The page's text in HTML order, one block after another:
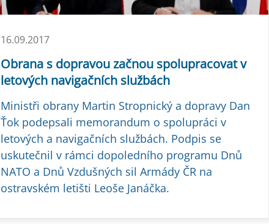
16.09.2017
Obrana s dopravou začnou spolupracovat v
letových navigačních službách
Ministři obrany Martin Stropnický a dopravy Dan
Ťok podepsali memorandum o spolupráci v
letových a navigačních službách. Podpis se
uskutečnil v rámci dopoledního programu Dnů
NATO a Dnů Vzdušných sil Armády ČR na
ostravském letišti Leoše Janáčka.